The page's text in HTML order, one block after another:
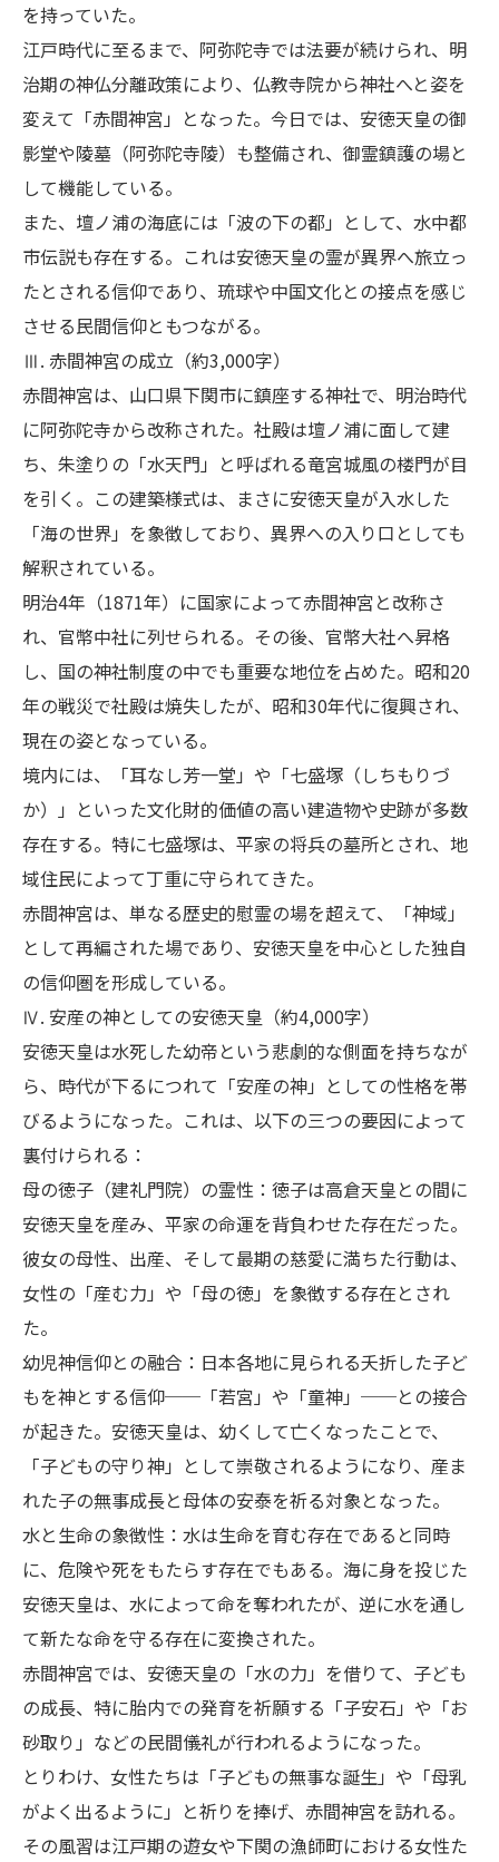
を持っていた。
江戸時代に至るまで、阿弥陀寺では法要が続けられ、明
治期の神仏分離政策により、仏教寺院から神社へと姿を
変えて「赤間神宮」となった。今日では、安徳天皇の御
影堂や陵墓（阿弥陀寺陵）も整備され、御霊鎮護の場と
して機能している。
また、壇ノ浦の海底には「波の下の都」として、水中都
市伝説も存在する。これは安徳天皇の霊が異界へ旅立っ
たとされる信仰であり、琉球や中国文化との接点を感じ
させる民間信仰ともつながる。
Ⅲ. 赤間神宮の成立（約3,000字）
赤間神宮は、山口県下関市に鎮座する神社で、明治時代
に阿弥陀寺から改称された。社殿は壇ノ浦に面して建
ち、朱塗りの「水天門」と呼ばれる竜宮城風の楼門が目
を引く。この建築様式は、まさに安徳天皇が入水した
「海の世界」を象徴しており、異界への入り口としても
解釈されている。
明治4年（1871年）に国家によって赤間神宮と改称さ
れ、官幣中社に列せられる。その後、官幣大社へ昇格
し、国の神社制度の中でも重要な地位を占めた。昭和20
年の戦災で社殿は焼失したが、昭和30年代に復興され、
現在の姿となっている。
境内には、「耳なし芳一堂」や「七盛塚（しちもりづ
か）」といった文化財的価値の高い建造物や史跡が多数
存在する。特に七盛塚は、平家の将兵の墓所とされ、地
域住民によって丁重に守られてきた。
赤間神宮は、単なる歴史的慰霊の場を超えて、「神域」
として再編された場であり、安徳天皇を中心とした独自
の信仰圏を形成している。
Ⅳ. 安産の神としての安徳天皇（約4,000字）
安徳天皇は水死した幼帝という悲劇的な側面を持ちなが
ら、時代が下るにつれて「安産の神」としての性格を帯
びるようになった。これは、以下の三つの要因によって
裏付けられる：
母の徳子（建礼門院）の霊性：徳子は高倉天皇との間に
安徳天皇を産み、平家の命運を背負わせた存在だった。
彼女の母性、出産、そして最期の慈愛に満ちた行動は、
女性の「産む力」や「母の徳」を象徴する存在とされ
た。
幼児神信仰との融合：日本各地に見られる夭折した子ど
もを神とする信仰──「若宮」や「童神」──との接合
が起きた。安徳天皇は、幼くして亡くなったことで、
「子どもの守り神」として崇敬されるようになり、産ま
れた子の無事成長と母体の安泰を祈る対象となった。
水と生命の象徴性：水は生命を育む存在であると同時
に、危険や死をもたらす存在でもある。海に身を投じた
安徳天皇は、水によって命を奪われたが、逆に水を通し
て新たな命を守る存在に変換された。
赤間神宮では、安徳天皇の「水の力」を借りて、子ども
の成長、特に胎内での発育を祈願する「子安石」や「お
砂取り」などの民間儀礼が行われるようになった。
とりわけ、女性たちは「子どもの無事な誕生」や「母乳
がよく出るように」と祈りを捧げ、赤間神宮を訪れる。
その風習は江戸期の遊女や下関の漁師町における女性た